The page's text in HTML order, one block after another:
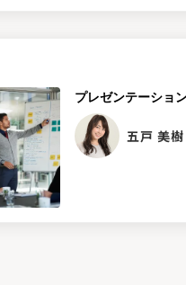
プレゼンテーショ
五戸 美樹